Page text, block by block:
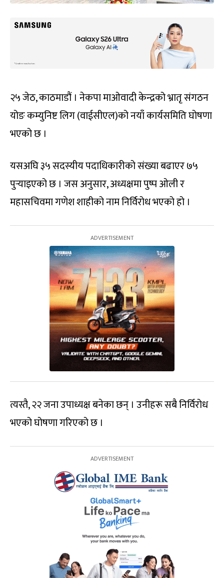
२५ जेठ, काठमाडौं । नेकपा माओवादी केन्द्रको भ्रातृ संगठन
योङ कम्युनिष्ट लिग (वाईसीएल)को नयाँ कार्यसमिति घोषणा
भएको छ ।
यसअघि ३५ सदस्यीय पदाधिकारीको संख्या बढाएर ७५
पुर्‍याइएको छ । जस अनुसार, अध्यक्षमा पुष्प ओली र
महासचिवमा गणेश शाहीको नाम निर्विरोध भएको हो ।
त्यस्तै, २२ जना उपाध्यक्ष बनेका छन् । उनीहरू सबै निर्विरोध
भएको घोषणा गरिएको छ ।